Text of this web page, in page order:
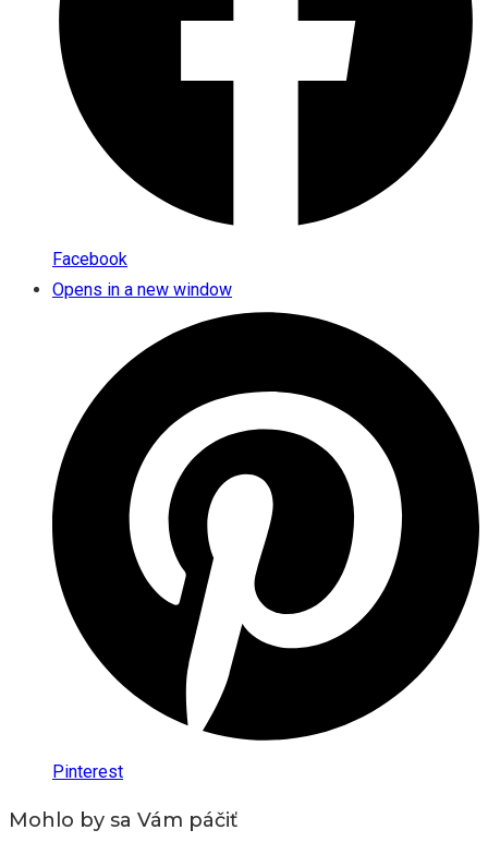
Facebook
Opens in a new window
Pinterest
Mohlo by sa Vám páčiť